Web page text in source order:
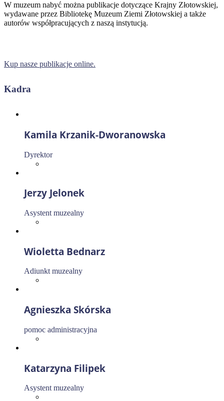
W muzeum nabyć można publikacje dotyczące Krajny Złotowskiej,
wydawane przez Bibliotekę Muzeum Ziemi Złotowskiej a także
autorów współpracujących z naszą instytucją.
Kup nasze publikacje online.
Kadra
Kamila Krzanik-Dworanowska
Dyrektor
Jerzy Jelonek
Asystent muzealny
Wioletta Bednarz
Adiunkt muzealny
Agnieszka Skórska
pomoc administracyjna
Katarzyna Filipek
Asystent muzealny